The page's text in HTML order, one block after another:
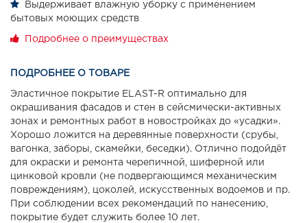
Выдерживает влажную уборку с применением
бытовых моющих средств
Подробнее о преимуществах
ПОДРОБНЕЕ О ТОВАРЕ
Эластичное покрытие ELAST-R оптимально для
окрашивания фасадов и стен в сейсмически-активных
зонах и ремонтных работ в новостройках до «усадки».
Хорошо ложится на деревянные поверхности (срубы,
вагонка, заборы, скамейки, беседки). Отлично подойдёт
для окраски и ремонта черепичной, шиферной или
цинковой кровли (не подвергающимся механическим
повреждениям), цоколей, искусственных водоемов и пр.
При соблюдении всех рекомендаций по нанесению,
покрытие будет служить более 10 лет.